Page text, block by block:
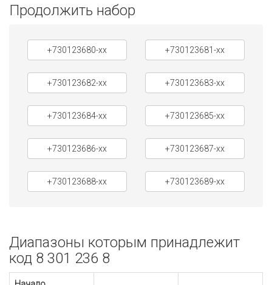
Продолжить набор
+730123680-xx +730123681-xx
+730123682-xx +730123683-xx
+730123684-xx +730123685-xx
+730123686-xx +730123687-xx
+730123688-xx +730123689-xx
Диапазоны которым принадлежит
код 8 301 236 8